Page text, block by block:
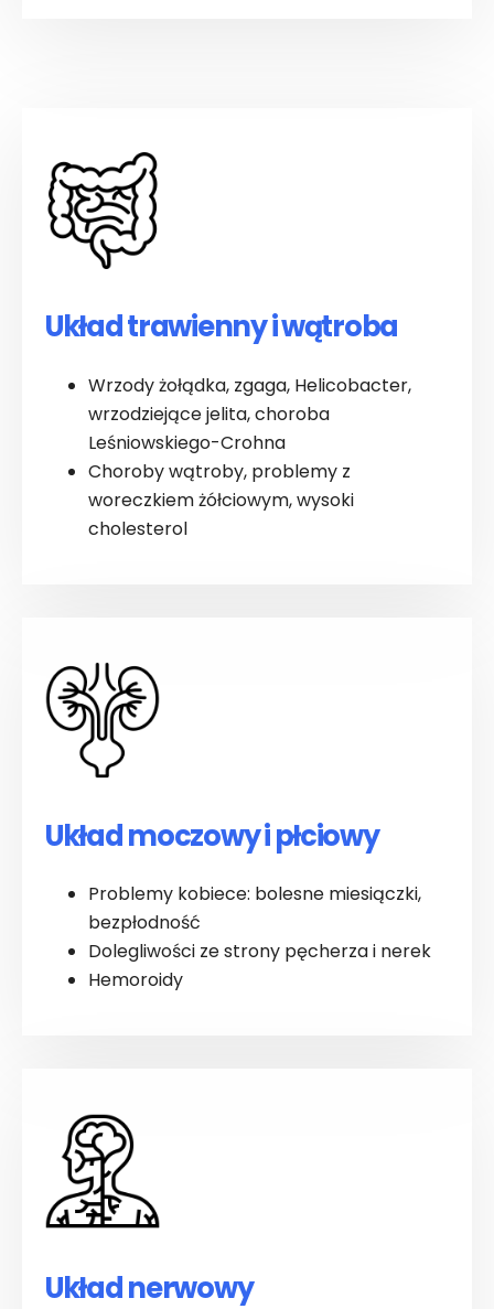
Układ trawienny i wątroba
Wrzody żołądka, zgaga, Helicobacter,
wrzodziejące jelita, choroba
Leśniowskiego-Crohna
Choroby wątroby, problemy z
woreczkiem żółciowym, wysoki
cholesterol
Układ moczowy i płciowy
Problemy kobiece: bolesne miesiączki,
bezpłodność
Dolegliwości ze strony pęcherza i nerek
Hemoroidy
Układ nerwowy